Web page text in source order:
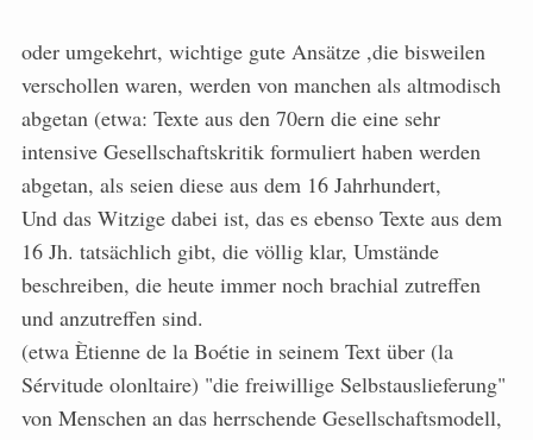
oder umgekehrt, wichtige gute Ansätze ,die bisweilen
verschollen waren, werden von manchen als altmodisch
abgetan (etwa: Texte aus den 70ern die eine sehr
intensive Gesellschaftskritik formuliert haben werden
abgetan, als seien diese aus dem 16 Jahrhundert,
Und das Witzige dabei ist, das es ebenso Texte aus dem
16 Jh. tatsächlich gibt, die völlig klar, Umstände
beschreiben, die heute immer noch brachial zutreffen
und anzutreffen sind.
(etwa Ètienne de la Boétie in seinem Text über (la
Sérvitude olonltaire) "die freiwillige Selbstauslieferung"
von Menschen an das herrschende Gesellschaftsmodell,